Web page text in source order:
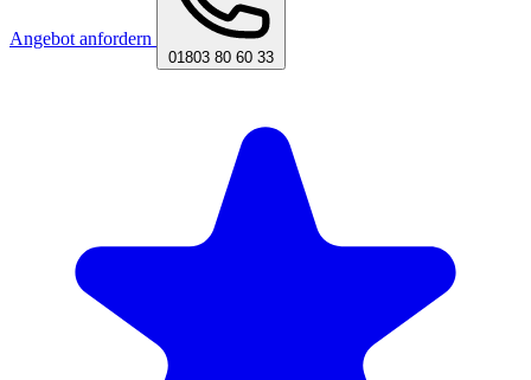
Angebot anfordern
01803 80 60 33